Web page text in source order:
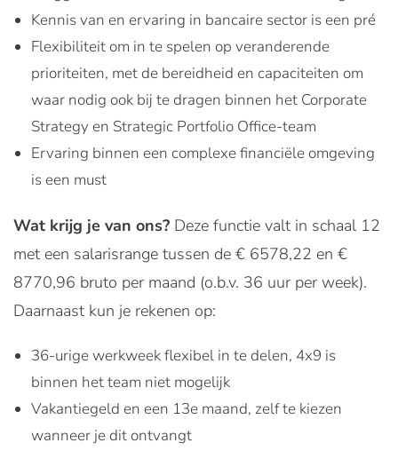
Kennis van en ervaring in bancaire sector is een pré
Flexibiliteit om in te spelen op veranderende
prioriteiten, met de bereidheid en capaciteiten om
waar nodig ook bij te dragen binnen het Corporate
Strategy en Strategic Portfolio Office-team
Ervaring binnen een complexe financiële omgeving
is een must
Wat krijg je van ons? Deze functie valt in schaal 12
met een salarisrange tussen de € 6578,22 en €
8770,96 bruto per maand (o.b.v. 36 uur per week).
Daarnaast kun je rekenen op:
36-urige werkweek flexibel in te delen, 4x9 is
binnen het team niet mogelijk
Vakantiegeld en een 13e maand, zelf te kiezen
wanneer je dit ontvangt